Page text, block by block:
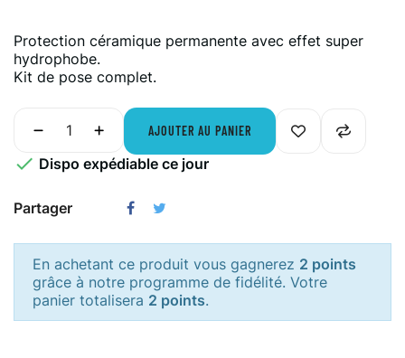
Protection céramique permanente avec effet super
hydrophobe.
Kit de pose complet.
AJOUTER AU PANIER
 Dispo expédiable ce jour
Partager
En achetant ce produit vous gagnerez 2 points
grâce à notre programme de fidélité. Votre
panier totalisera 2 points.